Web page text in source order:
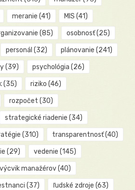
meranie (41) MIS (41)
(85) osobnosť(25)
personál (32) plánovanie (241)
(39) psychológia (26)
(35) riziko (46)
rozpočet (30)
strategické riadenie (34)
(310) transparentnosť(40)
(29) vedenie (145)
výcvik manažérov(40)
(37) ľudské zdroje (63)